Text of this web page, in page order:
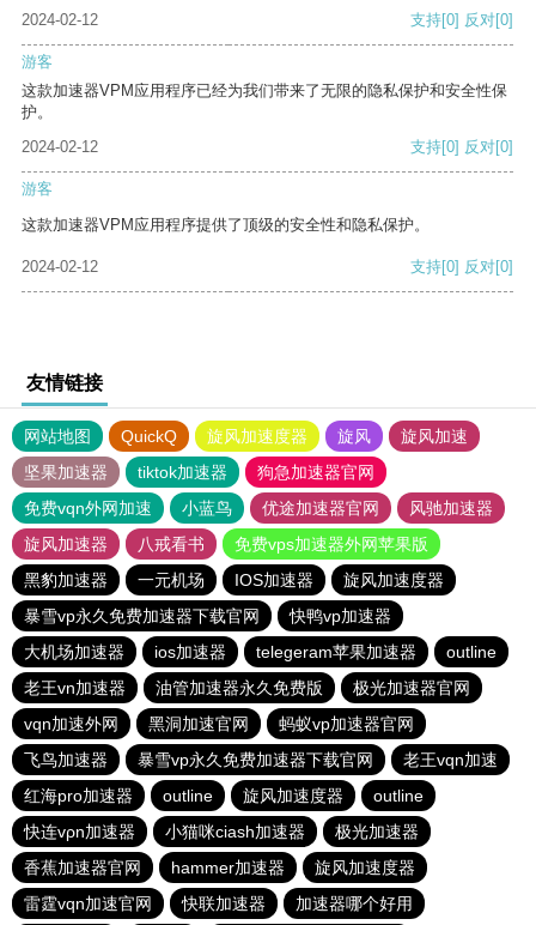
2024-02-12 支持[0] 反对[0]
游客
这款加速器VPM应用程序已经为我们带来了无限的隐私保护和安全性保
护。
2024-02-12
支持[0] 反对[0]
游客
这款加速器VPM应用程序提供了顶级的安全性和隐私保护。
2024-02-12 支持[0] 反对[0]
友情链接
网站地图 QuickQ 旋风加速度器 旋风
旋风加速
坚果加速器
tiktok加速器
狗急加速器官网
免费vqn外网加速
小蓝鸟 优途加速器官网
风驰加速器
旋风加速器
八戒看书
免费vps加速器外网苹果版
黑豹加速器
一元机场 IOS加速器
旋风加速度器
暴雪vp永久免费加速器下载官网
快鸭vp加速器
大机场加速器
ios加速器 telegeram苹果加速器
outline
老王vn加速器
油管加速器永久免费版
极光加速器官网
vqn加速外网
黑洞加速官网
蚂蚁vp加速器官网
飞鸟加速器
暴雪vp永久免费加速器下载官网
老王vqn加速
红海pro加速器
outline 旋风加速度器
outline
快连vρn加速器
小猫咪ciash加速器
极光加速器
香蕉加速器官网
hammer加速器
旋风加速度器
雷霆vqn加速官网
快联加速器 加速器哪个好用